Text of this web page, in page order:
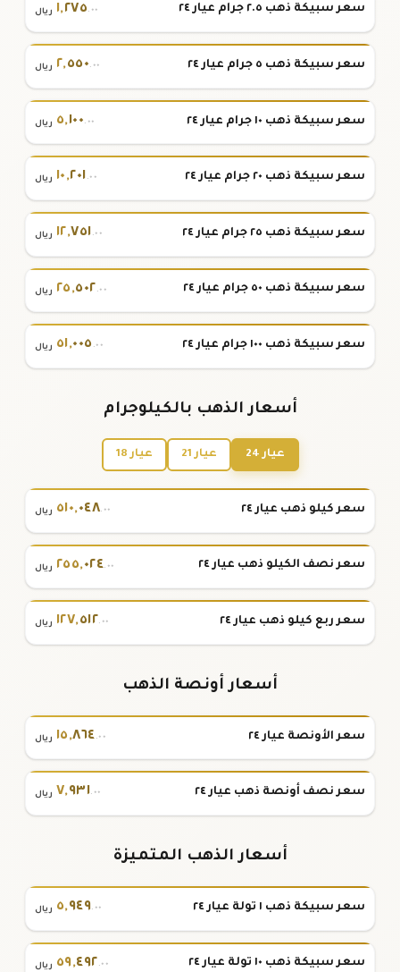
سعر سبيكة ذهب ٢.٥ جرام عيار ٢٤ ١,٢٧٥.٠٠ ريال
سعر سبيكة ذهب ٥ جرام عيار ٢٤ ٢,٥٥٠.٠٠ ريال
سعر سبيكة ذهب ١٠ جرام عيار ٢٤ ٥,١٠٠.٠٠ ريال
سعر سبيكة ذهب ٢٠ جرام عيار ٢٤ ١٠,٢٠١.٠٠ ريال
سعر سبيكة ذهب ٢٥ جرام عيار ٢٤ ١٢,٧٥١.٠٠ ريال
سعر سبيكة ذهب ٥٠ جرام عيار ٢٤ ٢٥,٥٠٢.٠٠ ريال
سعر سبيكة ذهب ١٠٠ جرام عيار ٢٤ ٥١,٠٠٥ .٠٠ ريال
أسعار الذهب بالكيلوجرام
عيار 24 عيار 21 عيار 18
سعر كيلو ذهب عيار ٢٤ ٥١٠,٠٤٨.٠٠ ريال
سعر نصف الكيلو ذهب عيار ٢٤ ٢٥٥,٠٢٤.٠٠ ريال
سعر ربع كيلو ذهب عيار ٢٤ ١٢٧,٥١٢.٠٠ ريال
أسعار أونصة الذهب
سعر الأونصة عيار ٢٤ ١٥,٨٦٤.٠٠ ريال
سعر نصف أونصة ذهب عيار ٢٤ ٧,٩٣١.٠٠ ريال
أسعار الذهب المتميزة
سعر سبيكة ذهب ١ تولة عيار ٢٤ ٥,٩٤٩.٠٠ ريال
سعر سبيكة ذهب ١٠ تولة عيار ٢٤ ٥٩,٤٩٢.٠٠ ريال